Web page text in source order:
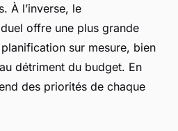
À l’inverse, le
offre une plus grande
sur mesure, bien
détriment du budget. En
des priorités de chaque